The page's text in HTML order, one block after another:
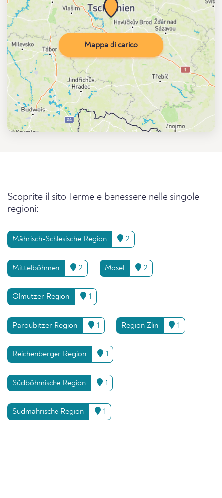
Mappa di carico
Scoprite il sito Terme e benessere nelle singole
regioni:
Mährisch-Schlesische Region 2
Mittelböhmen 2 Mosel 2
Olmützer Region 1
Pardubitzer Region 1 Region Zlin 1
Reichenberger Region 1
Südböhmische Region 1
Südmährische Region 1